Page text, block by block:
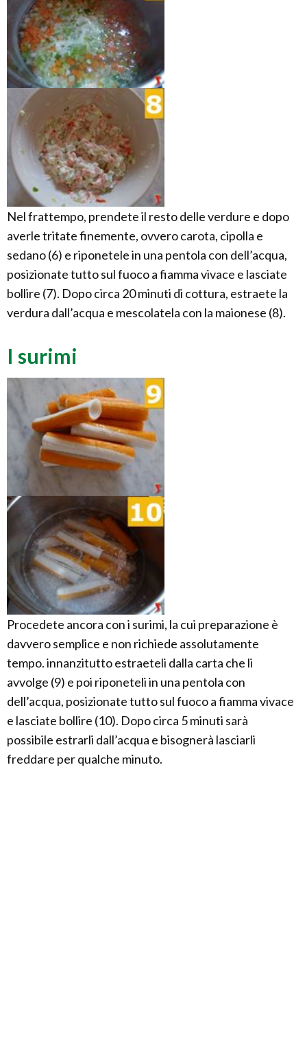
Nel frattempo, prendete il resto delle verdure e dopo
averle tritate finemente, ovvero carota, cipolla e
sedano (6) e riponetele in una pentola con dell’acqua,
posizionate tutto sul fuoco a fiamma vivace e lasciate
bollire (7). Dopo circa 20 minuti di cottura, estraete la
verdura dall’acqua e mescolatela con la maionese (8).
I surimi
Procedete ancora con i surimi, la cui preparazione è
davvero semplice e non richiede assolutamente
tempo. innanzitutto estraeteli dalla carta che li
avvolge (9) e poi riponeteli in una pentola con
dell’acqua, posizionate tutto sul fuoco a fiamma vivace
e lasciate bollire (10). Dopo circa 5 minuti sarà
possibile estrarli dall’acqua e bisognerà lasciarli
freddare per qualche minuto.